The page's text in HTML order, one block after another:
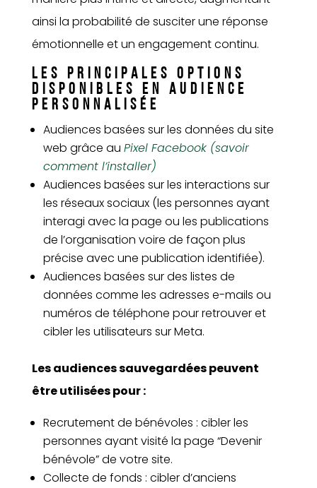
ainsi la probabilité de susciter une réponse
émotionnelle et un engagement continu.
LES PRINCIPALES OPTIONS
DISPONIBLES EN AUDIENCE
PERSONNALISÉE
Audiences basées sur les données du site
web grâce au Pixel Facebook (savoir
comment l’installer)
Audiences basées sur les interactions sur
les réseaux sociaux (les personnes ayant
interagi avec la page ou les publications
de l’organisation voire de façon plus
précise avec une publication identifiée).
Audiences basées sur des listes de
données comme les adresses e-mails ou
numéros de téléphone pour retrouver et
cibler les utilisateurs sur Meta.
Les audiences sauvegardées peuvent
être utilisées pour :
Recrutement de bénévoles : cibler les
personnes ayant visité la page “Devenir
bénévole” de votre site.
Collecte de fonds : cibler d’anciens